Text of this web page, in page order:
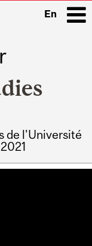
En
de l'Université